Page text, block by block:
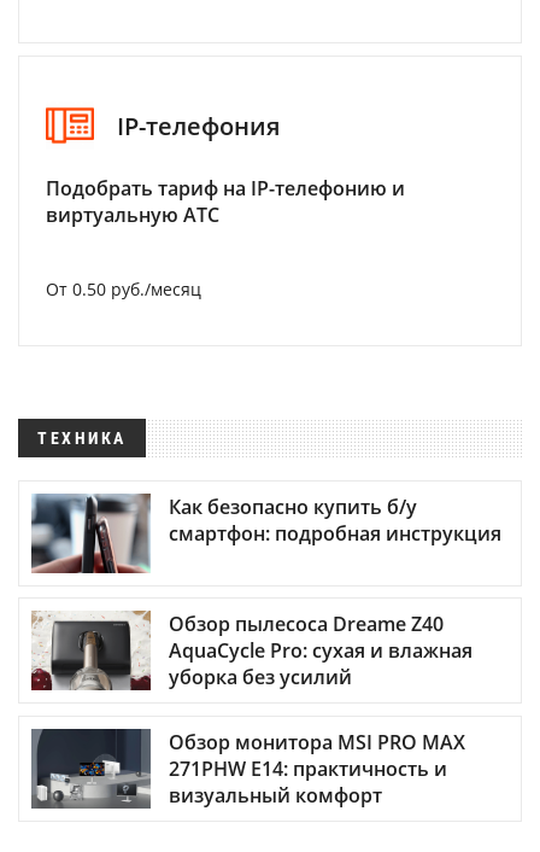
IP-телефония
Подобрать тариф на IP-телефонию и
виртуальную АТС
От 0.50 руб./месяц
ТЕХНИКА
Как безопасно купить б/у
смартфон: подробная инструкция
Обзор пылесоса Dreame Z40
AquaCycle Pro: сухая и влажная
уборка без усилий
Обзор монитора MSI PRO MAX
271PHW E14: практичность и
визуальный комфорт